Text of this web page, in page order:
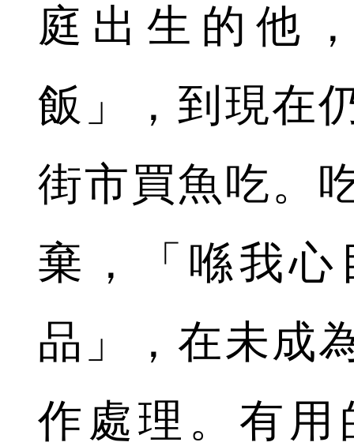
庭出生的他
飯」，到現在
街市買魚吃。
棄，「喺我
品」，在未成
作處理。有用